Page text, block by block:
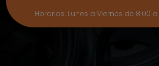
Horarios: Lunes a Viernes de 8.00 a